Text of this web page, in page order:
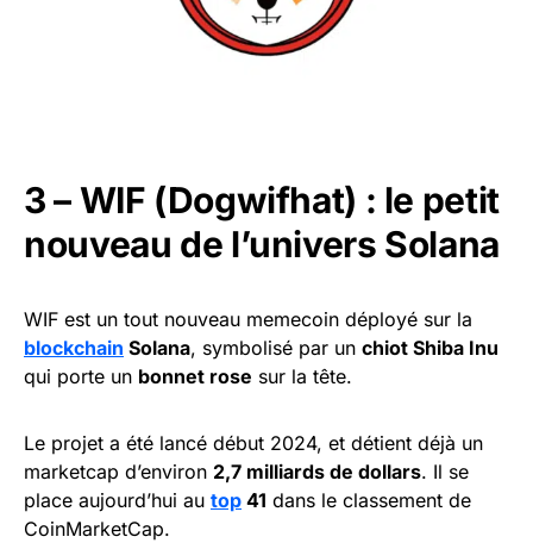
3 – WIF (Dogwifhat) : le petit
nouveau de l’univers Solana
WIF est un tout nouveau memecoin déployé sur la
blockchain Solana, symbolisé par un chiot Shiba Inu
qui porte un bonnet rose sur la tête.
Le projet a été lancé début 2024, et détient déjà un
marketcap d’environ 2,7 milliards de dollars. Il se
place aujourd’hui au top 41 dans le classement de
CoinMarketCap.